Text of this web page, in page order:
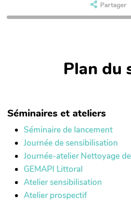
Partager
Plan du
Séminaires et ateliers
Séminaire de lancement
Journée de sensibilisation
Journée-atelier Nettoyage
GEMAPI Littoral
Atelier sensibilisation
Atelier prospectif